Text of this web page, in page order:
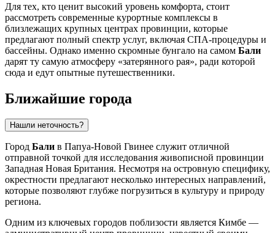
Для тех, кто ценит высокий уровень комфорта, стоит
рассмотреть современные курортные комплексы в
близлежащих крупных центрах провинции, которые
предлагают полный спектр услуг, включая СПА-процедуры и
бассейны. Однако именно скромные бунгало на самом Бали
дарят ту самую атмосферу «затерянного рая», ради которой
сюда и едут опытные путешественники.
Ближайшие города
Нашли неточность?
Город Бали в Папуа-Новой Гвинее служит отличной
отправной точкой для исследования живописной провинции
Западная Новая Британия. Несмотря на островную специфику,
окрестности предлагают несколько интересных направлений,
которые позволяют глубже погрузиться в культуру и природу
региона.
Одним из ключевых городов поблизости является Кимбе —